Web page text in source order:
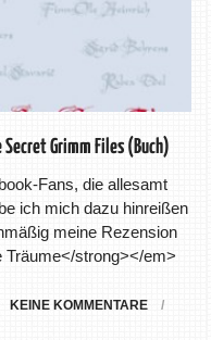
Grimm Files (Buch)
Fans, die allesamt
ich mich dazu hinreißen
meine Rezension
strong></em>
KEINE KOMMENTARE